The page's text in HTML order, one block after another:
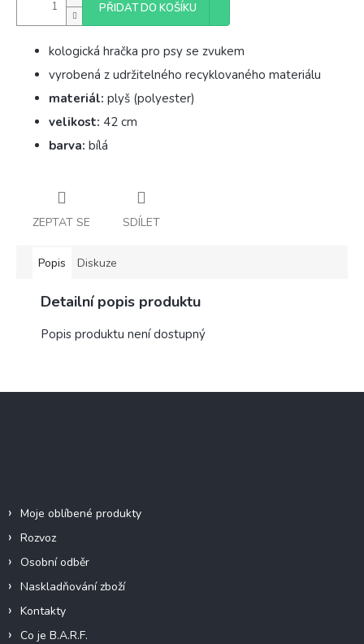
PŘIDAT DO KOŠÍKU
kologická hračka pro psy se zvukem
vyrobená z udržitelného recyklovaného materiálu
materiál: plyš (polyester)
velikost: 42 cm
barva: bílá
ZEPTAT SE SDÍLET
Popis Diskuze
Detailní popis produktu
Popis produktu není dostupný
Moje oblíbené produkty
Rozvoz
Osobní odběr
Naskladňování zboží
Kontakty
Co je B.A.R.F.